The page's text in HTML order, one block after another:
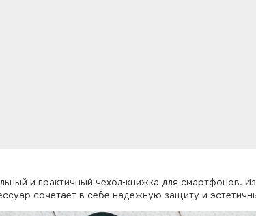
и практичный чехол-книжка для смартфонов.
сочетает в себе надежную защиту и